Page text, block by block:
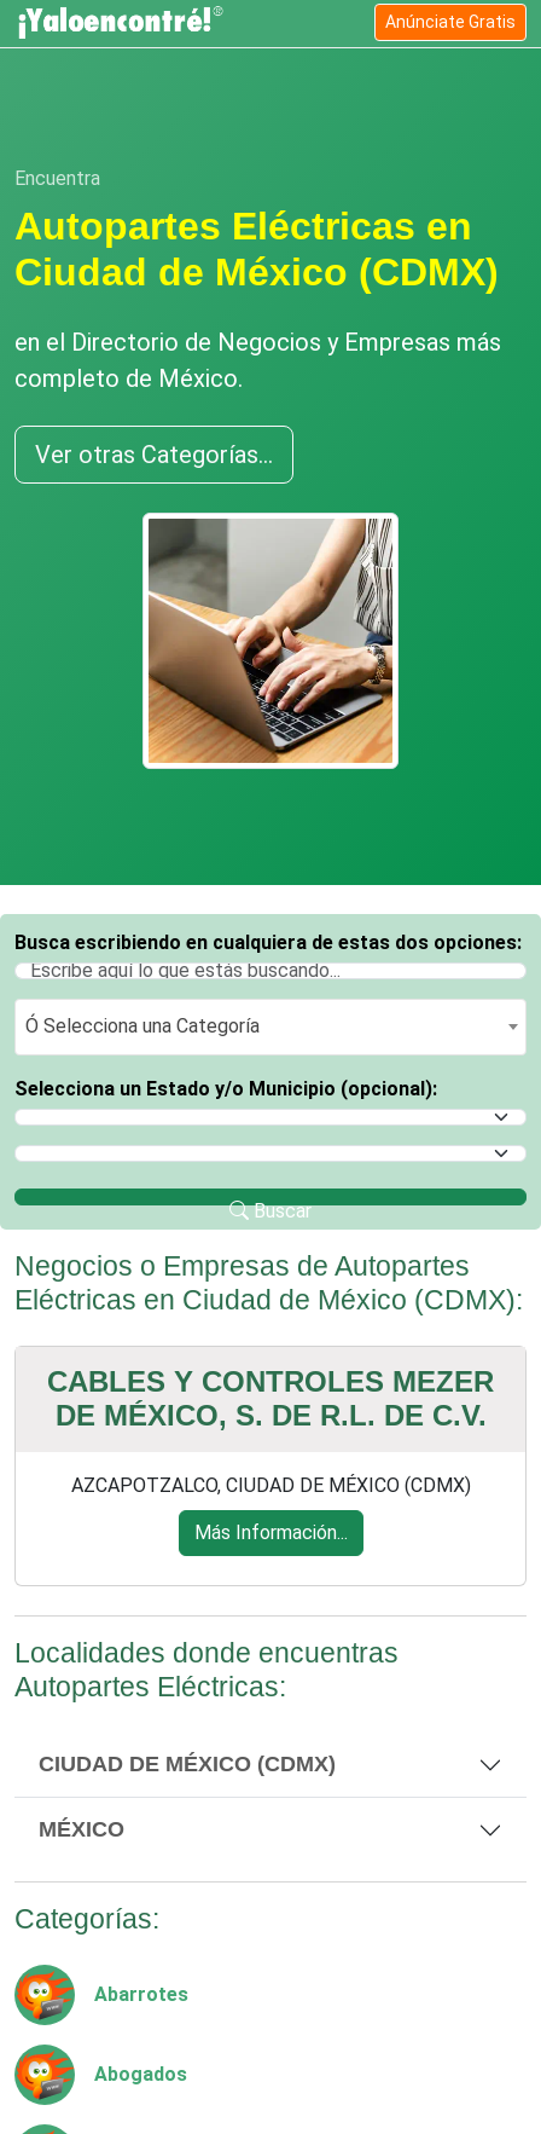
Anúnciate Gratis
Encuentra
Autopartes Eléctricas en
Ciudad de México (CDMX)
en el Directorio de Negocios y Empresas más
completo de México.
Ver otras Categorías...
Busca escribiendo en cualquiera de estas dos opciones:
Ó Selecciona una Categoría
Ó Selecciona una Categoría
Selecciona un Estado y/o Municipio (opcional):
Selecciona un Estado
Selecciona un Municipio
Buscar
Negocios o Empresas de Autopartes
Eléctricas en Ciudad de México (CDMX):
CABLES Y CONTROLES MEZER
DE MÉXICO, S. DE R.L. DE C.V.
AZCAPOTZALCO, CIUDAD DE MÉXICO (CDMX)
Más Información...
Localidades donde encuentras
Autopartes Eléctricas:
CIUDAD DE MÉXICO (CDMX)
MÉXICO
Categorías:
Abarrotes
Abogados